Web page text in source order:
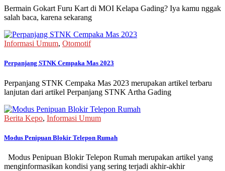
Bermain Gokart Furu Kart di MOI Kelapa Gading? Iya kamu nggak
salah baca, karena sekarang
Informasi Umum, Otomotif
Perpanjang STNK Cempaka Mas 2023
Perpanjang STNK Cempaka Mas 2023 merupakan artikel terbaru
lanjutan dari artikel Perpanjang STNK Artha Gading
Berita Kepo, Informasi Umum
Modus Penipuan Blokir Telepon Rumah
Modus Penipuan Blokir Telepon Rumah merupakan artikel yang
menginformasikan kondisi yang sering terjadi akhir-akhir